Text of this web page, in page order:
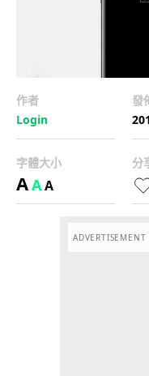
作者
Login
發
字體大小
AAA
分
ADVERTISEMENT